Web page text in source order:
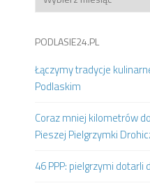
PODLASIE24.PL
Łączymy tradycje
Podlaskim
Coraz mniej kilometrów
Pieszej Pielgrzymki
46 PPP: pielgrzymi dotarli